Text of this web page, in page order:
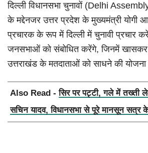
दिल्ली विधानसभा चुनावों (Delhi
के मद्देनजर उत्तर प्रदेश के मुख्यमंत्री योगी
प्रचारक के रूप में दिल्ली में चुनावी प्रचार
जनसभाओं को संबोधित करेंगे, जिनमें
उत्तराखंड के मतदाताओं को साधने की योजना
Also Read -सिर पर पट्टी, गले में तख्ती
सचिन यादव, विधानसभा से पूरे मानसून सत्र